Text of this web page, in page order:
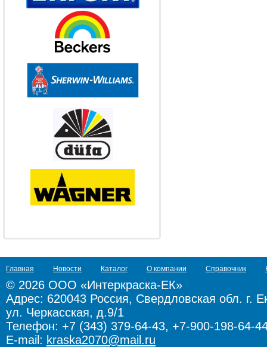
Главная Новости Каталог О компании Справочник
© 2026 ООО «Интеркраска-ЕК»
Адрес: 620043 Россия, Свердловская обл. г.
ул. Черкасская, д.9/1
Телефон: +7 (343) 379-64-43, +7-900-198-64-
E-mail: kraska2070@mail.ru